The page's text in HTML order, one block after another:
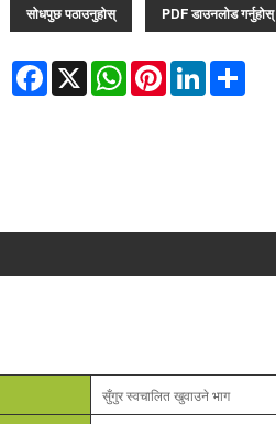
सोधपुछ पठाउनुहोस् PDF डाउनलोड गर्नुहोस्
Facebook
X WhatsAppPinterestLinkedIn
सुँगुर स्वचालित खुवाउने भाग